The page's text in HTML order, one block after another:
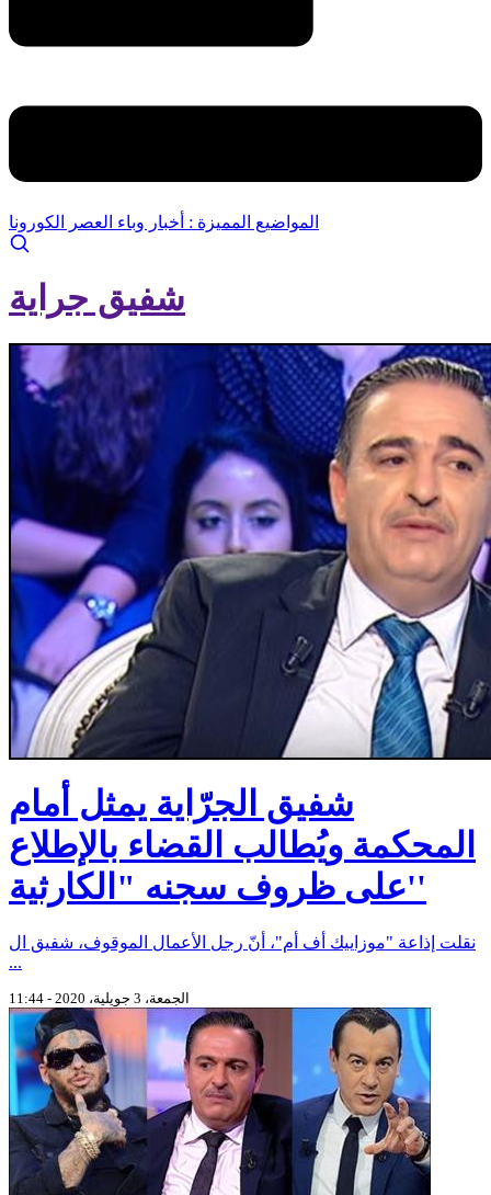
المواضيع المميزة : أخبار وباء العصر الكورونا
شفيق جراية
شفيق الجرّاية يمثل أمام
المحكمة ويُطالب القضاء بالإطلاع
على ظروف سجنه "الكارثية''
نقلت إذاعة "موزاييك أف أم"، أنّ رجل الأعمال الموقوف، شفيق ال
...
الجمعة، 3 جويلية، 2020 - 11:44